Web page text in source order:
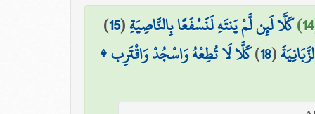
كَلَّا لَئِن لَّمْ يَنتَهِ لَنَسْفَعًا بِالنَّاصِيَةِ(
15
)
(
18
)كَلَّا لَا تُطِعْهُ وَاسْجُدْ وَاقْتَرِب ۩